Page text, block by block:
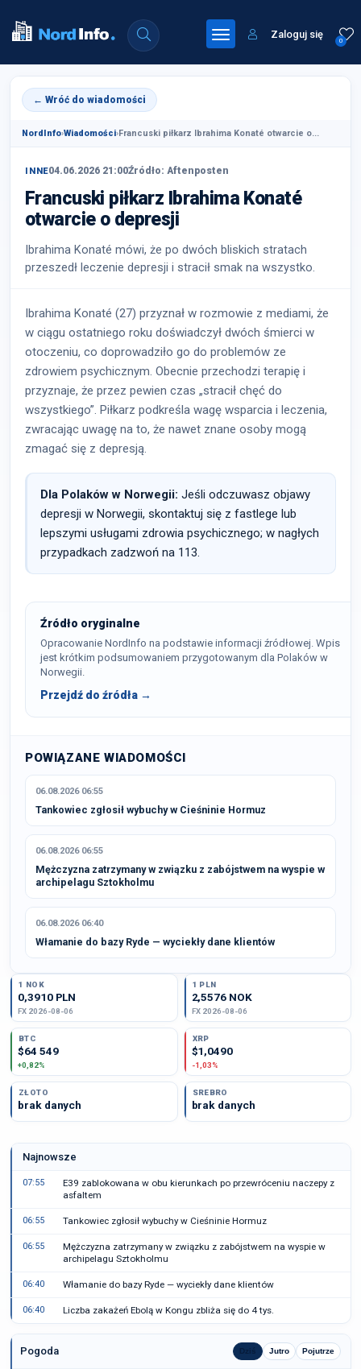
0
Zaloguj się
← Wróć do wiadomości
NordInfo›Wiadomości›Francuski piłkarz Ibrahima Konaté otwarcie o...
INNE04.06.2026 21:00Źródło: Aftenposten
Francuski piłkarz Ibrahima Konaté
otwarcie o depresji
Ibrahima Konaté mówi, że po dwóch bliskich stratach
przeszedł leczenie depresji i stracił smak na wszystko.
Ibrahima Konaté (27) przyznał w rozmowie z mediami, że
w ciągu ostatniego roku doświadczył dwóch śmierci w
otoczeniu, co doprowadziło go do problemów ze
zdrowiem psychicznym. Obecnie przechodzi terapię i
przyznaje, że przez pewien czas „stracił chęć do
wszystkiego”. Piłkarz podkreśla wagę wsparcia i leczenia,
zwracając uwagę na to, że nawet znane osoby mogą
zmagać się z depresją.
Dla Polaków w Norwegii: Jeśli odczuwasz objawy
depresji w Norwegii, skontaktuj się z fastlege lub
lepszymi usługami zdrowia psychicznego; w nagłych
przypadkach zadzwoń na 113.
Źródło oryginalne
Opracowanie NordInfo na podstawie informacji źródłowej. Wpis
jest krótkim podsumowaniem przygotowanym dla Polaków w
Norwegii.
Przejdź do źródła →
POWIĄZANE WIADOMOŚCI
06.08.2026 06:55
Tankowiec zgłosił wybuchy w Cieśninie Hormuz
06.08.2026 06:55
Mężczyzna zatrzymany w związku z zabójstwem na wyspie w
archipelagu Sztokholmu
06.08.2026 06:40
Włamanie do bazy Ryde — wyciekły dane klientów
1 NOK
0,3910 PLN
FX 2026-08-06
1 PLN
2,5576 NOK
FX 2026-08-06
BTC
$64 549
+0,82%
XRP
$1,0490
-1,03%
ZŁOTO
brak danych
SREBRO
brak danych
Najnowsze
07:55
E39 zablokowana w obu kierunkach po przewróceniu naczepy z
asfaltem
06:55 Tankowiec zgłosił wybuchy w Cieśninie Hormuz
06:55
Mężczyzna zatrzymany w związku z zabójstwem na wyspie w
archipelagu Sztokholmu
06:40 Włamanie do bazy Ryde — wyciekły dane klientów
06:40 Liczba zakażeń Ebolą w Kongu zbliża się do 4 tys.
Pogoda Dziś Jutro Pojutrze